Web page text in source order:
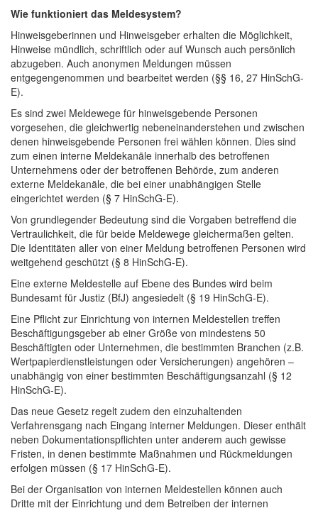
Wie funktioniert das Meldesystem?
Hinweisgeberinnen und Hinweisgeber erhalten die Möglichkeit,
Hinweise mündlich, schriftlich oder auf Wunsch auch persönlich
abzugeben. Auch anonymen Meldungen müssen
entgegengenommen und bearbeitet werden (§§ 16, 27 HinSchG-
E).
Es sind zwei Meldewege für hinweisgebende Personen
vorgesehen, die gleichwertig nebeneinanderstehen und zwischen
denen hinweisgebende Personen frei wählen können. Dies sind
zum einen interne Meldekanäle innerhalb des betroffenen
Unternehmens oder der betroffenen Behörde, zum anderen
externe Meldekanäle, die bei einer unabhängigen Stelle
eingerichtet werden (§ 7 HinSchG-E).
Von grundlegender Bedeutung sind die Vorgaben betreffend die
Vertraulichkeit, die für beide Meldewege gleichermaßen gelten.
Die Identitäten aller von einer Meldung betroffenen Personen wird
weitgehend geschützt (§ 8 HinSchG-E).
Eine externe Meldestelle auf Ebene des Bundes wird beim
Bundesamt für Justiz (BfJ) angesiedelt (§ 19 HinSchG-E).
Eine Pflicht zur Einrichtung von internen Meldestellen treffen
Beschäftigungsgeber ab einer Größe von mindestens 50
Beschäftigten oder Unternehmen, die bestimmten Branchen (z.B.
Wertpapierdienstleistungen oder Versicherungen) angehören –
unabhängig von einer bestimmten Beschäftigungsanzahl (§ 12
HinSchG-E).
Das neue Gesetz regelt zudem den einzuhaltenden
Verfahrensgang nach Eingang interner Meldungen. Dieser enthält
neben Dokumentationspflichten unter anderem auch gewisse
Fristen, in denen bestimmte Maßnahmen und Rückmeldungen
erfolgen müssen (§ 17 HinSchG-E).
Bei der Organisation von internen Meldestellen können auch
Dritte mit der Einrichtung und dem Betreiben der internen